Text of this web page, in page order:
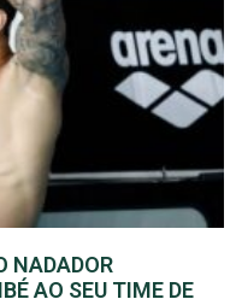
NADADOR
AO SEU TIME DE